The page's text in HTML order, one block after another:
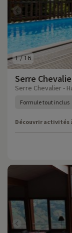
1/16
Serre
Serre Chevalier -
Formule tout inclus
Découvrir activités